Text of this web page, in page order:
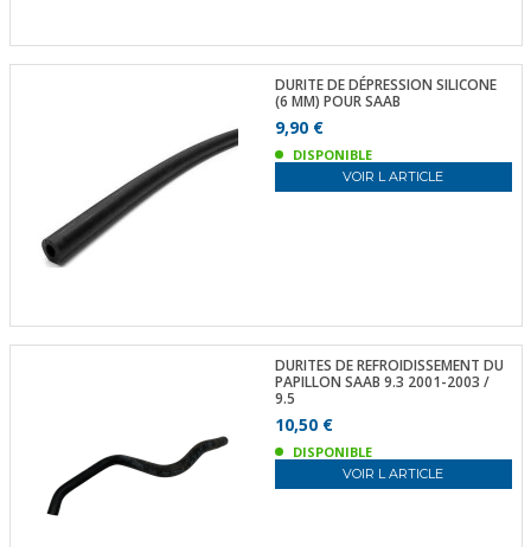
DURITE DE DÉPRESSION SILICONE
(6 MM) POUR SAAB
9,90 €
DISPONIBLE
VOIR L ARTICLE
DURITES DE REFROIDISSEMENT DU
PAPILLON SAAB 9.3 2001-2003 /
9.5
10,50 €
DISPONIBLE
VOIR L ARTICLE